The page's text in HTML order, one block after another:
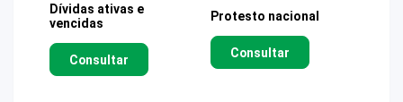
Dívidas ativas e
vencidas
Consultar
Protesto nacional
Consultar